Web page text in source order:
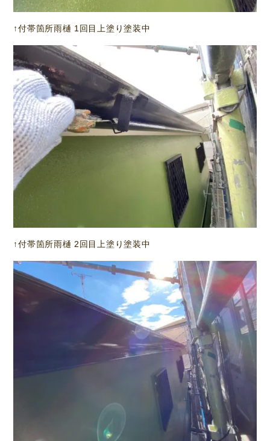
↑付帯箇所雨樋 1回目上塗り塗装中
↑付帯箇所雨樋 2回目上塗り塗装中